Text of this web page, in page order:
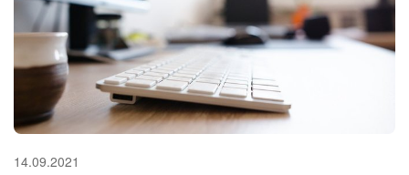
14.09.2021